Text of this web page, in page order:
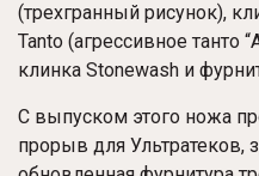
(трехгранный рисунок),
Tanto (агрессивное танто
клинка Stonewash и
С выпуском этого ножа
прорыв для Ультратеков,